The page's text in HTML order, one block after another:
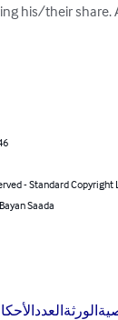
his/their share.
- Standard Copyright
Saada
العددالورثة